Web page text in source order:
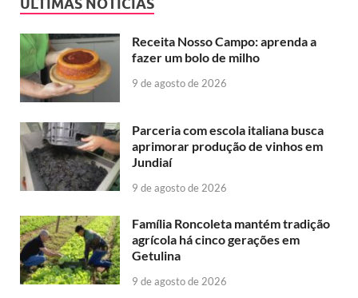
ÚLTIMAS NOTÍCIAS
Receita Nosso Campo: aprenda a
fazer um bolo de milho
9 de agosto de 2026
Parceria com escola italiana busca
aprimorar produção de vinhos em
Jundiaí
9 de agosto de 2026
Família Roncoleta mantém tradição
agrícola há cinco gerações em
Getulina
9 de agosto de 2026